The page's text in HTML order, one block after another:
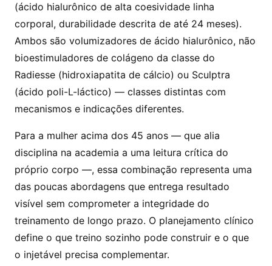
(ácido hialurônico de alta coesividade linha
corporal, durabilidade descrita de até 24 meses).
Ambos são volumizadores de ácido hialurônico, não
bioestimuladores de colágeno da classe do
Radiesse (hidroxiapatita de cálcio) ou Sculptra
(ácido poli-L-láctico) — classes distintas com
mecanismos e indicações diferentes.
Para a mulher acima dos 45 anos — que alia
disciplina na academia a uma leitura crítica do
próprio corpo —, essa combinação representa uma
das poucas abordagens que entrega resultado
visível sem comprometer a integridade do
treinamento de longo prazo. O planejamento clínico
define o que treino sozinho pode construir e o que
o injetável precisa complementar.